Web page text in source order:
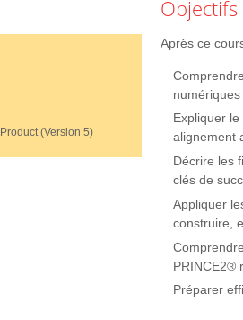
(Version 5)
Objectifs
Après ce
Expliquer
alignement
Décrire les
clés de
Appliquer
construire,
PRINCE2®
Préparer